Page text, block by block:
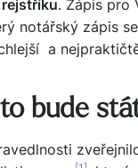
. Zápis pro
notářský zápis
a
bude